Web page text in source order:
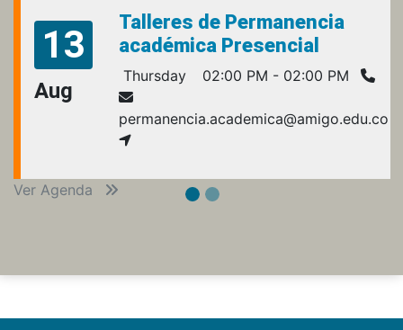
13
Aug
Talleres de Permanencia
académica Presencial
Thursday 02:00 PM - 02:00 PM
permanencia.academica@amigo.edu.co
Ver Agenda